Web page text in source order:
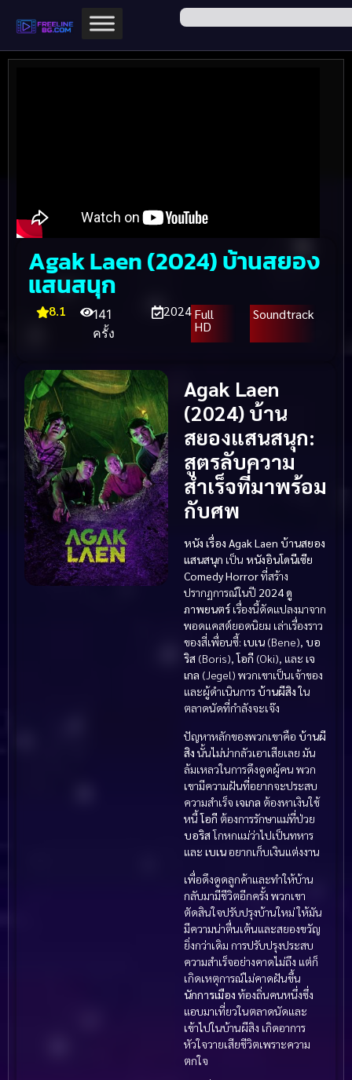
Agak Laen (2024) บ้านสยอง
แสนสนุก
8.1
141
ครั้ง
2024Full
HD
Soundtrack
Agak Laen
(2024) บ้าน
สยองแสนสนุก:
สูตรลับความ
สำเร็จที่มาพร้อม
กับศพ
หนัง เรื่อง Agak Laen บ้านสยอง
แสนสนุก เป็น หนังอินโดนีเซีย
Comedy Horrorที่สร้าง
ปรากฏการณ์ในปี 2024ดู
ภาพยนตร์เรื่องนี้ดัดแปลงมาจาก
พอดแคสต์ยอดนิยม เล่าเรื่องราว
ของสี่เพื่อนซี้: เบเน (Bene), บอ
ริส (Boris),โอกี (Oki), และ เจ
เกล (Jegel) พวกเขาเป็นเจ้าของ
และผู้ดำเนินการบ้านผีสิงใน
ตลาดนัดที่กำลังจะเจ๊ง
ปัญหาหลักของพวกเขาคือ บ้านผี
สิง นั้นไม่น่ากลัวเอาเสียเลย มัน
ล้มเหลวในการดึงดูดผู้คน พวก
เขามีความฝันที่อยากจะประสบ
ความสำเร็จ เจเกล ต้องหาเงินใช้
หนี้โอกี ต้องการรักษาแม่ที่ป่วย
บอริสโกหกแม่ว่าไปเป็นทหาร
และ เบเนอยากเก็บเงินแต่งงาน
เพื่อดึงดูดลูกค้าและทำให้บ้าน
กลับมามีชีวิตอีกครั้ง พวกเขา
ตัดสินใจปรับปรุงบ้านใหม่ ให้มัน
มีความน่าตื่นเต้นและสยองขวัญ
ยิ่งกว่าเดิม การปรับปรุงประสบ
ความสำเร็จอย่างคาดไม่ถึง แต่ก็
เกิดเหตุการณ์ไม่คาดฝันขึ้น
นักการเมือง ท้องถิ่นคนหนึ่งซึ่ง
แอบมาเที่ยวในตลาดนัดและ
เข้าไปในบ้านผีสิง เกิดอาการ
หัวใจวายเสียชีวิตเพราะความ
ตกใจ